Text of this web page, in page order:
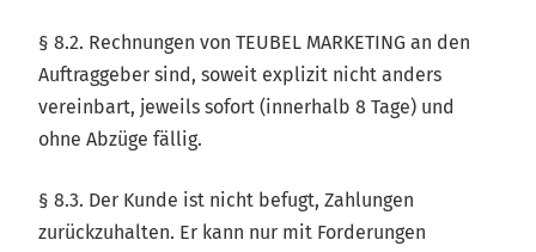
§ 8.2. Rechnungen von TEUBEL MARKETING an den
Auftraggeber sind, soweit explizit nicht anders
vereinbart, jeweils sofort (innerhalb 8 Tage) und
ohne Abzüge fällig.
§ 8.3. Der Kunde ist nicht befugt, Zahlungen
zurückzuhalten. Er kann nur mit Forderungen